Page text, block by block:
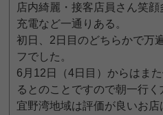
店内綺麗・接客店員さん笑
充電など一通りある。
初日、2日目のどちらかで万
フでした。
6月12日（4日目）からはま
るとのことですので朝一行く
宜野湾地域は評価が良いお店